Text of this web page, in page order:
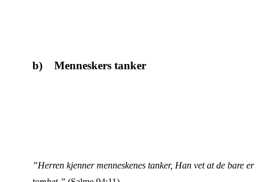
b) Menneskers tanker
”Herren kjenner menneskenes tanker, Han vet at de bare er